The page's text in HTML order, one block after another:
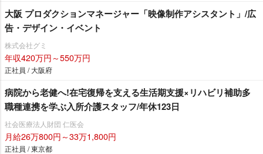
大阪 プロダクションマネージャー「映像制作アシスタント」/広
告・デザイン・イベント
株式会社グミ
年収420万円～550万円
正社員 / 大阪府
病院から老健へ!在宅復帰を支える生活期支援×リハビリ補助多
職種連携を学ぶ入所介護スタッフ/年休123日
社会医療法人財団 仁医会
月給26万800円～33万1,800円
正社員 / 東京都